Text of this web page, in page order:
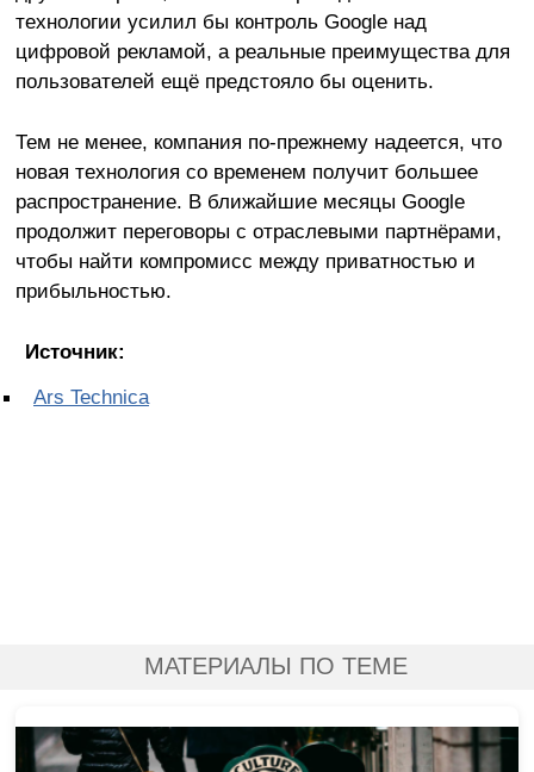
технологии усилил бы контроль Google над
цифровой рекламой, а реальные преимущества для
пользователей ещё предстояло бы оценить.
Тем не менее, компания по-прежнему надеется, что
новая технология со временем получит большее
распространение. В ближайшие месяцы Google
продолжит переговоры с отраслевыми партнёрами,
чтобы найти компромисс между приватностью и
прибыльностью.
Источник:
Ars Technica
МАТЕРИАЛЫ ПО ТЕМЕ